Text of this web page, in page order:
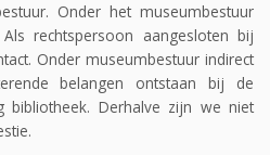
Onder het museumbestuur
rechtspersoon aangesloten bij
Onder museumbestuur indirect
belangen ontstaan bij de
bibliotheek. Derhalve zijn we niet